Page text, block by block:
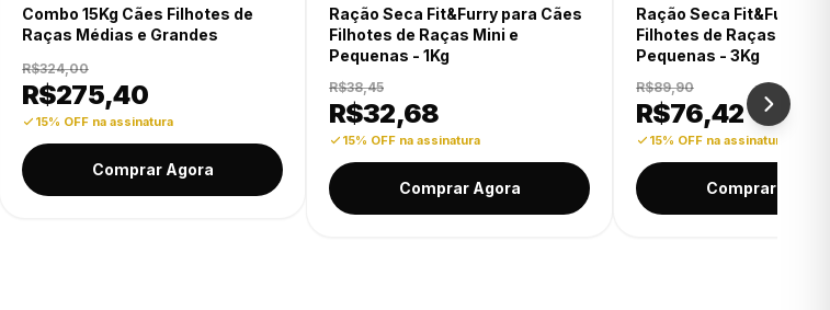
-15% OFF
Combo 15Kg Cães Filhotes de
Raças Médias e Grandes
R$324,00
R$275,40
15% OFF na assinatura
Comprar Agora
-15% OFF
Ração Seca Fit&Furry para Cães
Filhotes de Raças Mini e
Pequenas - 1Kg
R$38,45
R$32,68
15% OFF na assinatura
Comprar Agora
-15% OFF
Ração Seca
Filhotes de Raças
Pequenas - 3Kg
R$89,90
R$76,42
15% OFF na assinatura
Comprar